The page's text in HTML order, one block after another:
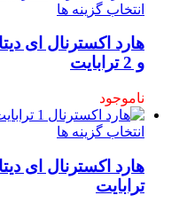
انتخاب گزینه ها
و 2 ترابایت
ناموجود
انتخاب گزینه ها
ترابایت